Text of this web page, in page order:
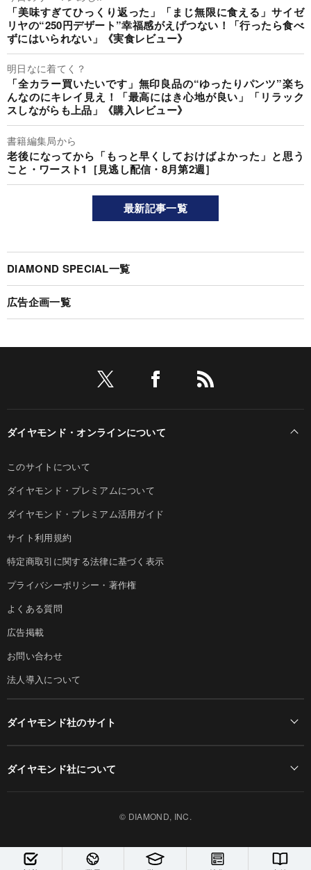
「美味すぎてひっくり返った」「まじ無限に食える」サイゼ
リヤの“250円デザート”幸福感がえげつない！「行ったら食べ
ずにはいられない」《実食レビュー》
明日なに着てく？
「全カラー買いたいです」無印良品の“ゆったりパンツ”楽ち
んなのにキレイ見え！「最高にはき心地が良い」「リラック
スしながらも上品」《購入レビュー》
書籍編集局から
老後になってから「もっと早くしておけばよかった」と思う
こと・ワースト1［見逃し配信・8月第2週］
最新記事一覧
DIAMOND SPECIAL一覧
広告企画一覧
ダイヤモンド・オンラインについて
このサイトについて
ダイヤモンド・プレミアムについて
ダイヤモンド・プレミアム活用ガイド
サイト利用規約
特定商取引に関する法律に基づく表示
プライバシーポリシー・著作権
よくある質問
広告掲載
お問い合わせ
法人導入について
ダイヤモンド社のサイト
書籍オンライン
ダイヤモンド社について
採用情報
© DIAMOND, INC.